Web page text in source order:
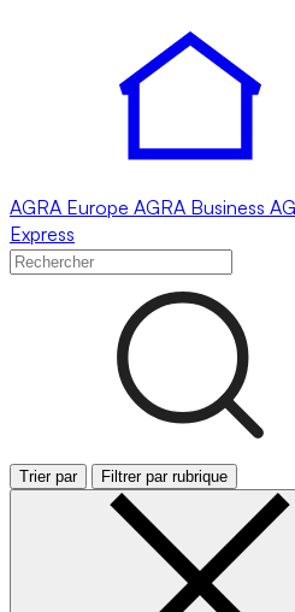
AGRA Europe AGRA Business
Express
Trier par Filtrer par rubrique